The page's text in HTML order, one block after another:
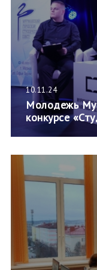
10.11.24
Молодежь
конкурсе